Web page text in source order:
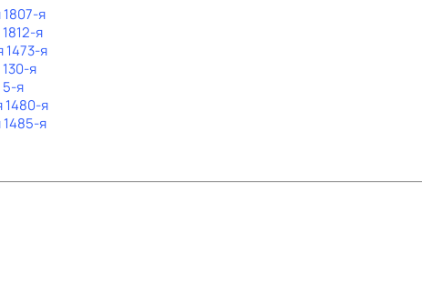
я
я
1473-я
я
я
1480-я
я